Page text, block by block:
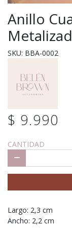
Anillo
SKU: BBA-0002
$ 9.990
CANTIDAD
Largo: 2,3 cm
Ancho: 2,2 cm